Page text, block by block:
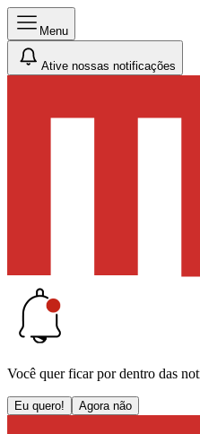
Menu
Ative nossas notificações
Você quer ficar por dentro das
Eu quero! Agora não